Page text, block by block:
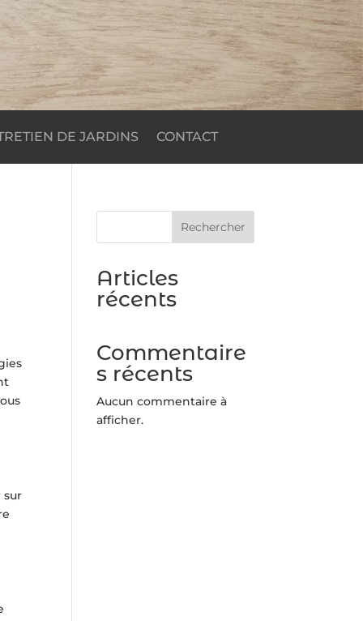
DE JARDINS CONTACT
sur
Rechercher
Articles
récents
Commentaire
s récents
Aucun commentaire à
afficher.